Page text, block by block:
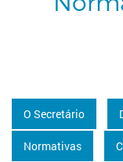
O Secretário
Normativas